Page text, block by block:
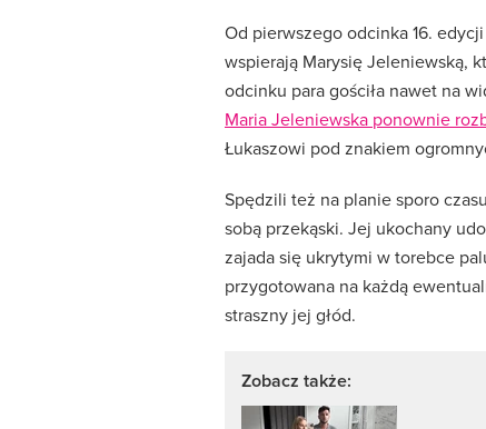
Od pierwszego odcinka 16.
wspierają Marysię Jeleniewską,
odcinku para gościła nawet na
Maria Jeleniewska ponownie
Łukaszowi pod znakiem
Spędzili też na planie sporo
sobą przekąski. Jej ukochany
zajada się ukrytymi w torebce
przygotowana na każdą
straszny jej głód.
Zobacz także: